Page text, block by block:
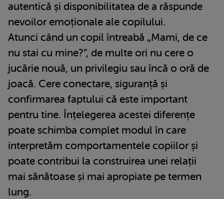
autentică și disponibilitatea de a răspunde
nevoilor emoționale ale copilului.
Atunci când un copil întreabă „Mami, de ce
nu stai cu mine?”, de multe ori nu cere o
jucărie nouă, un privilegiu sau încă o oră de
joacă. Cere conectare, siguranță și
confirmarea faptului că este important
pentru tine. Înțelegerea acestei diferențe
poate schimba complet modul în care
interpretăm comportamentele copiilor și
poate contribui la construirea unei relații
mai sănătoase și mai apropiate pe termen
lung.